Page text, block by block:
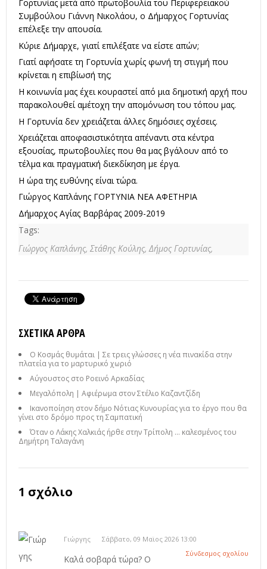
Γορτυνίας μετά από πρωτοβουλία του Περιφερειακού
Συμβούλου Γιάννη Νικολάου, ο Δήμαρχος Γορτυνίας
επέλεξε την απουσία.
Κύριε Δήμαρχε, γιατί επιλέξατε να είστε απών;
Γιατί αφήσατε τη Γορτυνία χωρίς φωνή τη στιγμή που
κρίνεται η επιβίωσή της;
Η κοινωνία μας έχει κουραστεί από μια δημοτική αρχή που
παρακολουθεί αμέτοχη την απομόνωση του τόπου μας.
Η Γορτυνία δεν χρειάζεται άλλες δημόσιες σχέσεις.
Χρειάζεται αποφασιστικότητα απέναντι στα κέντρα
εξουσίας, πρωτοβουλίες που θα μας βγάλουν από το
τέλμα και πραγματική διεκδίκηση με έργα.
Η ώρα της ευθύνης είναι τώρα.
Γιώργος Καπλάνης ΓΟΡΤΥΝΙΑ ΝΕΑ ΑΦΕΤΗΡΙΑ
Δήμαρχος Αγίας Βαρβάρας 2009-2019
Tags:
Γιώργος Καπλάνης, Στάθης Κούλης, Δήμος Γορτυνίας,
ΣΧΕΤΙΚΆ ΆΡΘΡΑ
Ο Κοσμάς θυμάται | Σε τρεις γλώσσες η νέα πινακίδα στην
πλατεία για το μαρτυρικό χωριό
Αύγουστος στο Ροεινό Αρκαδίας
Μεγαλόπολη | Αφιέρωμα στον Στέλιο Καζαντζίδη
Ικανοποίηση στον δήμο Νότιας Κυνουρίας για το έργο που θα
γίνει στο δρόμο προς τη Σαμπατική
Όταν ο Λάκης Χαλκιάς ήρθε στην Τρίπολη ... καλεσμένος του
Δημήτρη Ταλαγάνη
1 σχόλιο
Γιώργης
Σάββατο, 09 Μαϊος 2026 13:00
Σύνδεσμος σχολίου
Καλά σοβαρά τώρα? Ο